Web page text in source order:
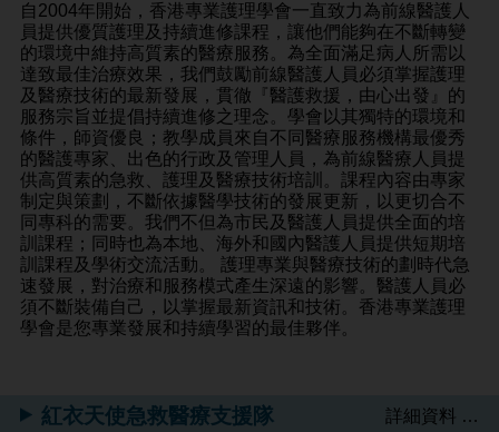
自2004年開始，香港專業護理學會一直致力為前線醫護人
員提供優質護理及持續進修課程，讓他們能夠在不斷轉變
的環境中維持高質素的醫療服務。為全面滿足病人所需以
達致最佳治療效果，我們鼓勵前線醫護人員必須掌握護理
及醫療技術的最新發展，貫徹『醫護救援，由心出發』的
服務宗旨並提倡持續進修之理念。學會以其獨特的環境和
條件，師資優良；教學成員來自不同醫療服務機構最優秀
的醫護專家、出色的行政及管理人員，為前線醫療人員提
供高質素的急救、護理及醫療技術培訓。課程內容由專家
制定與策劃，不斷依據醫學技術的發展更新，以更切合不
同專科的需要。我們不但為市民及醫護人員提供全面的培
訓課程；同時也為本地、海外和國內醫護人員提供短期培
訓課程及學術交流活動。 護理專業與醫療技術的劃時代急
速發展，對治療和服務模式產生深遠的影響。醫護人員必
須不斷裝備自己，以掌握最新資訊和技術。香港專業護理
學會是您專業發展和持續學習的最佳夥伴。
紅衣天使急救醫療支援隊 詳細資料 …